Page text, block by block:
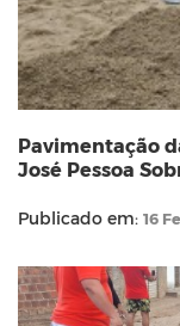
Pavimentação
José Pessoa
Publicado em: 16